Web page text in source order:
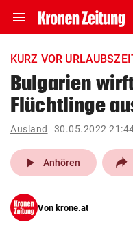
menu Navigation
ein-/ausklappen
account_circle Anmelden
pin_drop
Wien
KURZ VOR
Bulgarien
Flüchtlinge
Ausland 30.05.2022
play_arrow Anhören
Von krone.at